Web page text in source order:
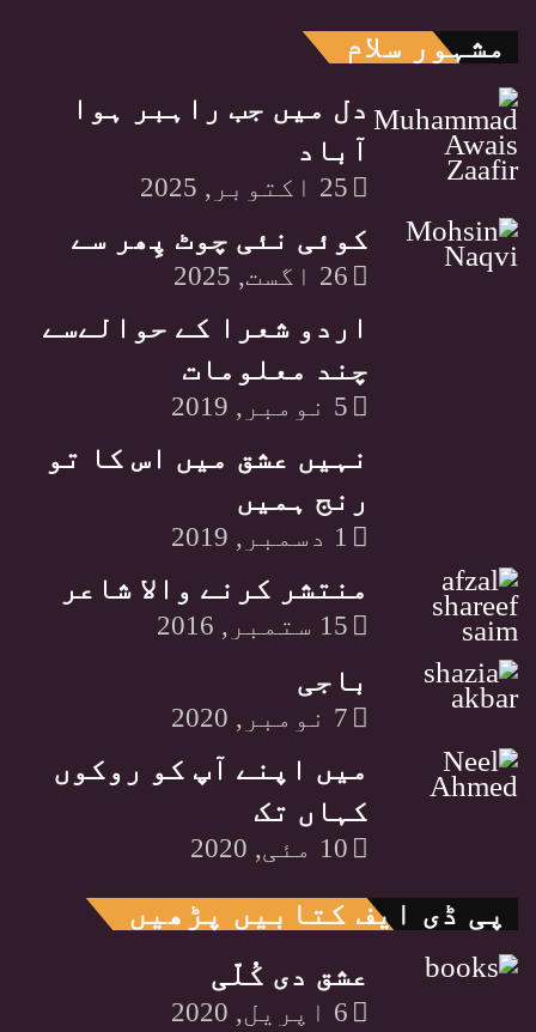
مشہور سلام
دل میں جب راہبر ہوا
آباد
25 اکتوبر, 2025
کوئی نئی چوٹ پِھر سے
26 اگست, 2025
اردو شعرا کے حوالےسے
چند معلومات
5 نومبر, 2019
نہیں عشق میں اس کا تو
رنج ہمیں
1 دسمبر, 2019
منتشر کرنے والا شاعر
15 ستمبر, 2016
باجی
7 نومبر, 2020
میں اپنے آپ کو روکوں
کہاں تک
10 مئی, 2020
پی ڈی ایف کتابیں پڑھیں
عشق دی کُلّی
6 اپریل, 2020